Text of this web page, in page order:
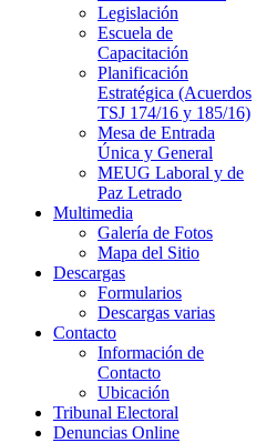
Legislación
Escuela de
Capacitación
Planificación
Estratégica (Acuerdos
TSJ 174/16 y 185/16)
Mesa de Entrada
Única y General
MEUG Laboral y de
Paz Letrado
Multimedia
Galería de Fotos
Mapa del Sitio
Descargas
Formularios
Descargas varias
Contacto
Información de
Contacto
Ubicación
Tribunal Electoral
Denuncias Online